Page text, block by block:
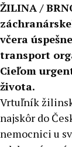
ŽILINA /
včera
transport
Cieľom
života.
Vrtuľník
najskôr do
nemocnici u